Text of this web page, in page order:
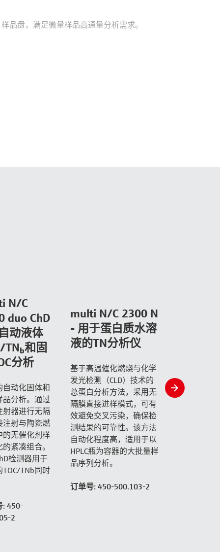
品盘，满足微量样品高通量分析需求。
N/C
duo ChD
动液体
TNb和固
分析
自动化固体和
品分析。通过
射器进行无隔
注射与陶瓷燃
的无催化剂样
紧凑组合。
检测器用于
TOC/TNb同时
: 450-
2
multi N/C 2300 N
- 用于蛋白质水溶
液的TN分析仪
基于高温催化燃烧与化学
发光检测（CLD）技术的
总蛋白分析方法，采用无
隔膜直接进样模式，可有
效避免交叉污染，确保检
测结果的可靠性。该方法
自动化程度高，适用于以
HPLC瓶为容器的大批量样
品序列分析。
订单号: 450-500.103-2
slide
right